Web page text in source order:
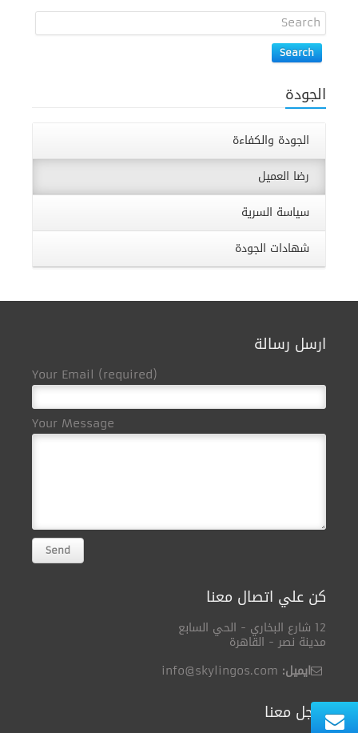
Search
الجودة
الجودة والكفاءة
رضا العميل
سياسة السرية
شهادات الجودة
ارسل رسالة
Your Email (required)
Your Message
كن علي اتصال معنا
12 شارع البخاري - الحي السابع
مدينة نصر - القاهرة
ايميل:
سجل معنا